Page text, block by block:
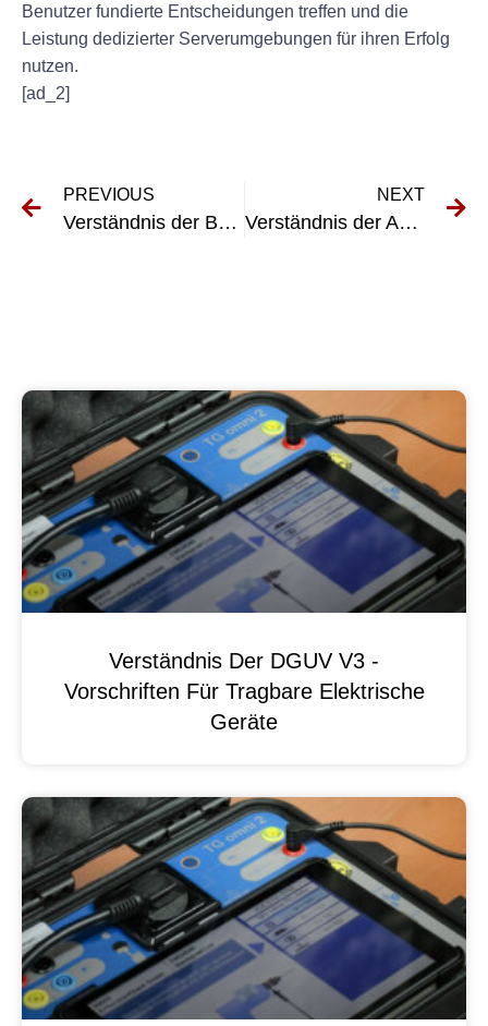
Benutzer fundierte Entscheidungen treffen und die
Leistung dedizierter Serverumgebungen für ihren Erfolg
nutzen.
[ad_2]
PREVIOUS
Verständnis der Bedeutung der Überprüfung fester Installationsgeräte
NEXT
Verständnis der Anforderungen von DIN VDE 0100-600: Richtlinien für elektrische Installationen
Verständnis Der DGUV V3 -
Vorschriften Für Tragbare Elektrische
Geräte